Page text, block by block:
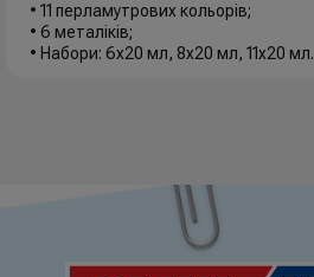
• 11 перламутрових кольорів;
• 6 металіків;
• Набори: 6x20 мл, 8x20 мл, 11x20 мл.